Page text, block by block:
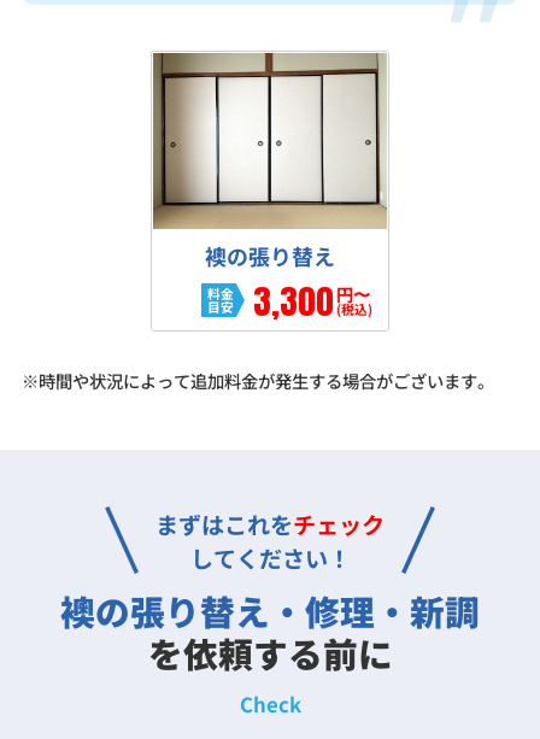
襖の張り替え
料金
目安 3,300円〜
(税込)
時間や状況によって追加料金が発生する場合がございます。
まずはこれをチェック
してください！
襖の張り替え・修理・新調
を依頼する前に
Check